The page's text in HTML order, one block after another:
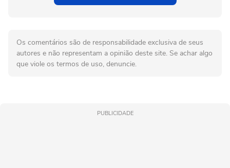
Os comentários são de responsabilidade exclusiva de seus
autores e não representam a opinião deste site. Se achar algo
que viole os termos de uso, denuncie.
PUBLICIDADE